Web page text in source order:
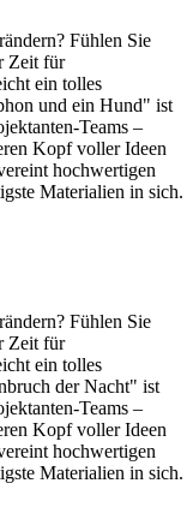
Fühlen Sie
Zeit für
ein tolles
und ein Hund" ist
Teams –
Kopf voller Ideen
hochwertigen
Materialien in sich.
Fühlen Sie
Zeit für
ein tolles
der Nacht" ist
Teams –
Kopf voller Ideen
hochwertigen
Materialien in sich.